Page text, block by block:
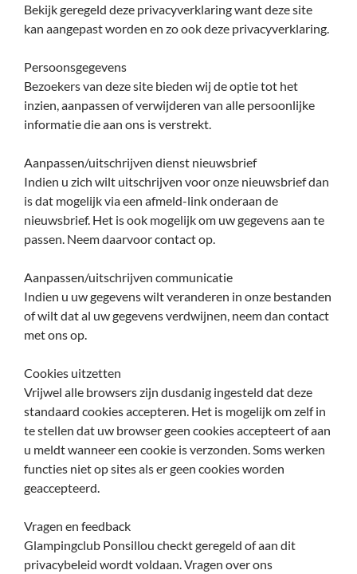
Bekijk geregeld deze privacyverklaring want deze site
kan aangepast worden en zo ook deze privacyverklaring.
Persoonsgegevens
Bezoekers van deze site bieden wij de optie tot het
inzien, aanpassen of verwijderen van alle persoonlijke
informatie die aan ons is verstrekt.
Aanpassen/uitschrijven dienst nieuwsbrief
Indien u zich wilt uitschrijven voor onze nieuwsbrief dan
is dat mogelijk via een afmeld-link onderaan de
nieuwsbrief. Het is ook mogelijk om uw gegevens aan te
passen. Neem daarvoor contact op.
Aanpassen/uitschrijven communicatie
Indien u uw gegevens wilt veranderen in onze bestanden
of wilt dat al uw gegevens verdwijnen, neem dan contact
met ons op.
Cookies uitzetten
Vrijwel alle browsers zijn dusdanig ingesteld dat deze
standaard cookies accepteren. Het is mogelijk om zelf in
te stellen dat uw browser geen cookies accepteert of aan
u meldt wanneer een cookie is verzonden. Soms werken
functies niet op sites als er geen cookies worden
geaccepteerd.
Vragen en feedback
Glampingclub Ponsillou checkt geregeld of aan dit
privacybeleid wordt voldaan. Vragen over ons